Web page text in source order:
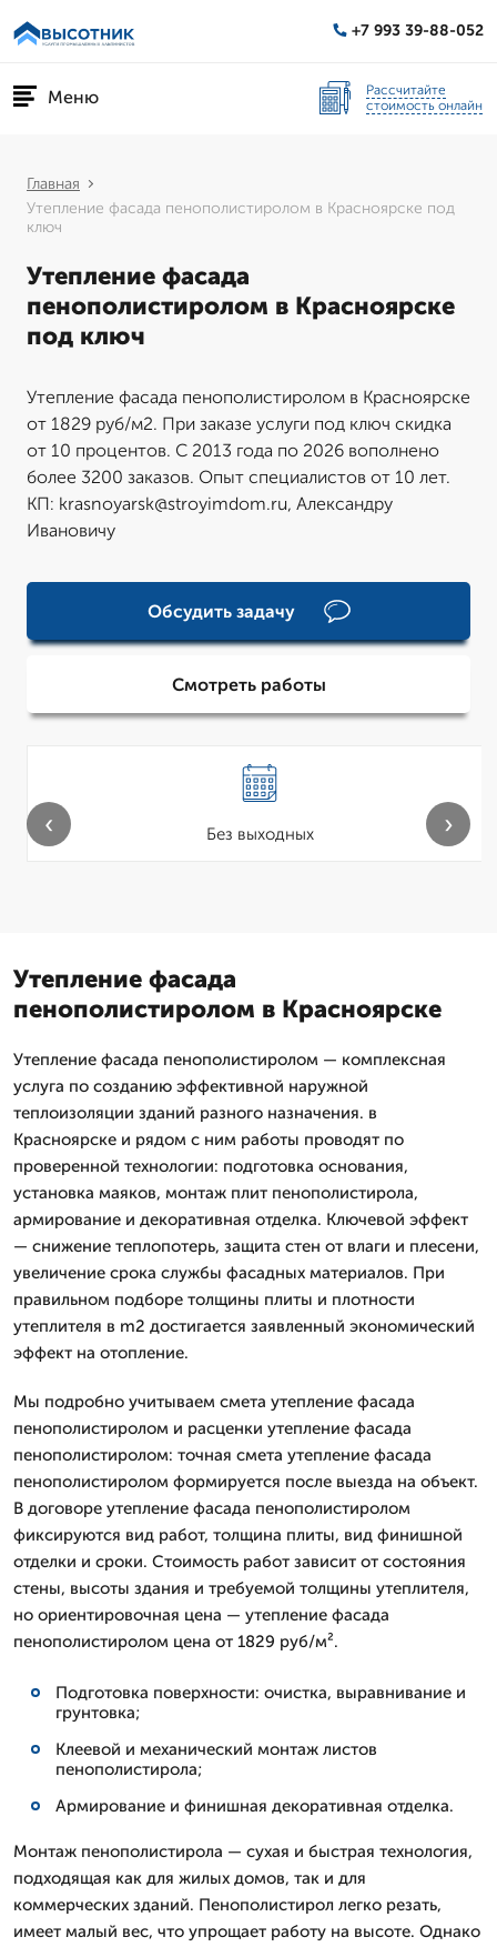
+7 993 39-88-052
Меню
Рассчитайте
стоимость онлайн
Главная
Утепление фасада пенополистиролом в Красноярске под
ключ
Утепление фасада
пенополистиролом в Красноярске
под ключ
Утепление фасада пенополистиролом в Красноярске
от 1829 руб/м2. При заказе услуги под ключ скидка
от 10 процентов. С 2013 года по 2026 вополнено
более 3200 заказов. Опыт специалистов от 10 лет.
КП: krasnoyarsk@stroyimdom.ru, Александру
Ивановичу
Обсудить задачу
Смотреть работы
Без выходных
‹ ›
Утепление фасада
пенополистиролом в Красноярске
Утепление фасада пенополистиролом — комплексная
услуга по созданию эффективной наружной
теплоизоляции зданий разного назначения. в
Красноярске и рядом с ним работы проводят по
проверенной технологии: подготовка основания,
установка маяков, монтаж плит пенополистирола,
армирование и декоративная отделка. Ключевой эффект
— снижение теплопотерь, защита стен от влаги и плесени,
увеличение срока службы фасадных материалов. При
правильном подборе толщины плиты и плотности
утеплителя в m2 достигается заявленный экономический
эффект на отопление.
Мы подробно учитываем смета утепление фасада
пенополистиролом и расценки утепление фасада
пенополистиролом: точная смета утепление фасада
пенополистиролом формируется после выезда на объект.
В договоре утепление фасада пенополистиролом
фиксируются вид работ, толщина плиты, вид финишной
отделки и сроки. Стоимость работ зависит от состояния
стены, высоты здания и требуемой толщины утеплителя,
но ориентировочная цена — утепление фасада
пенополистиролом цена от 1829 руб/м².
Подготовка поверхности: очистка, выравнивание и
грунтовка;
Клеевой и механический монтаж листов
пенополистирола;
Армирование и финишная декоративная отделка.
Монтаж пенополистирола — сухая и быстрая технология,
подходящая как для жилых домов, так и для
коммерческих зданий. Пенополистирол легко резать,
имеет малый вес, что упрощает работу на высоте. Однако